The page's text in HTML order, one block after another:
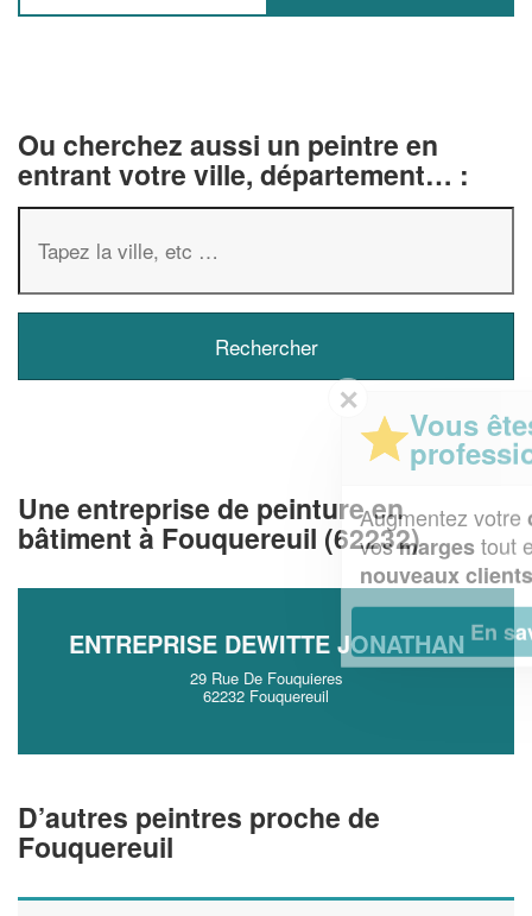
Ou cherchez aussi un peintre en
entrant votre ville, département… :
Une entreprise de peinture en
bâtiment à Fouquereuil (62232)
ENTREPRISE DEWITTE JONATHAN
29 Rue De Fouquieres
62232 Fouquereuil
D’autres peintres proche de
Fouquereuil
Vous êtes un
professionnel ?
Augmentez votrechiffre d'affaireset
vosmargestout en gagnant de
En savoir plus